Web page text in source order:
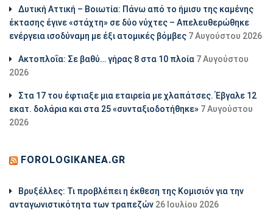
Δυτική Αττική – Βοιωτία: Πάνω από το ήμισυ της καμένης
έκτασης έγινε «στάχτη» σε δύο νύχτες – Απελευθερώθηκε
ενέργεια ισοδύναμη με έξι ατομικές βόμβες 7 Αυγούστου 2026
Ακτοπλοΐα: Σε βαθύ… γήρας 8 στα 10 πλοία 7 Αυγούστου
2026
Στα 17 του έφτιαξε μια εταιρεία με χλαπάτσες. Έβγαλε 12
εκατ. δολάρια και στα 25 «συνταξιοδοτήθηκε» 7 Αυγούστου
2026
FOROLOGIKANEA.GR
Βρυξέλλες: Τι προβλέπει η έκθεση της Κομισιόν για την
ανταγωνιστικότητα των τραπεζών 26 Ιουλίου 2026